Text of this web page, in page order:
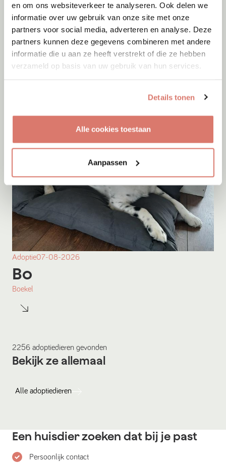
en om ons websiteverkeer te analyseren. Ook delen we
informatie over uw gebruik van onze site met onze
partners voor social media, adverteren en analyse. Deze
partners kunnen deze gegevens combineren met andere
informatie die u aan ze heeft verstrekt of die ze hebben
verzameld op basis van uw gebruik van hun services.
Details tonen
Alle cookies toestaan
Aanpassen
Adoptie07-08-2026
Cyka
Adoptie07-08-2026
Bo
Boekel
2256 adoptiedieren gevonden
Bekijk ze allemaal
Alle adoptiedieren
Een huisdier zoeken dat bij je past
Persoonlijk contact